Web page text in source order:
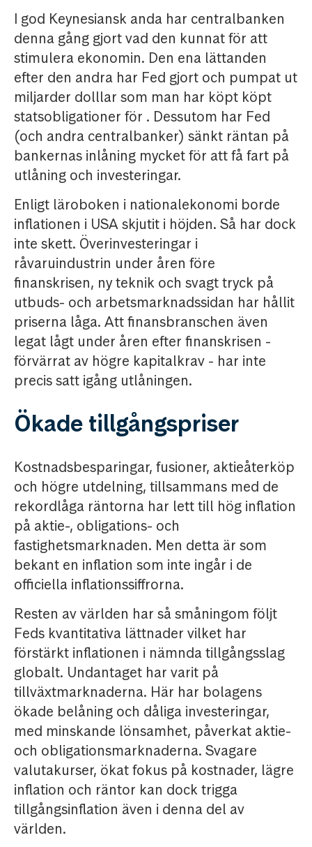
I god Keynesiansk anda har centralbanken
denna gång gjort vad den kunnat för att
stimulera ekonomin. Den ena lättanden
efter den andra har Fed gjort och pumpat ut
miljarder dolllar som man har köpt köpt
statsobligationer för . Dessutom har Fed
(och andra centralbanker) sänkt räntan på
bankernas inlåning mycket för att få fart på
utlåning och investeringar.
Enligt läroboken i nationalekonomi borde
inflationen i USA skjutit i höjden. Så har dock
inte skett. Överinvesteringar i
råvaruindustrin under åren före
finanskrisen, ny teknik och svagt tryck på
utbuds- och arbetsmarknadssidan har hållit
priserna låga. Att finansbranschen även
legat lågt under åren efter finanskrisen -
förvärrat av högre kapitalkrav - har inte
precis satt igång utlåningen.
Ökade tillgångspriser
Kostnadsbesparingar, fusioner, aktieåterköp
och högre utdelning, tillsammans med de
rekordlåga räntorna har lett till hög inflation
på aktie-, obligations- och
fastighetsmarknaden. Men detta är som
bekant en inflation som inte ingår i de
officiella inflationssiffrorna.
Resten av världen har så småningom följt
Feds kvantitativa lättnader vilket har
förstärkt inflationen i nämnda tillgångsslag
globalt. Undantaget har varit på
tillväxtmarknaderna. Här har bolagens
ökade belåning och dåliga investeringar,
med minskande lönsamhet, påverkat aktie-
och obligationsmarknaderna. Svagare
valutakurser, ökat fokus på kostnader, lägre
inflation och räntor kan dock trigga
tillgångsinflation även i denna del av
världen.